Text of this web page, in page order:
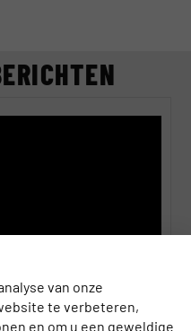
van onze
te verbeteren,
en om u een geweldige